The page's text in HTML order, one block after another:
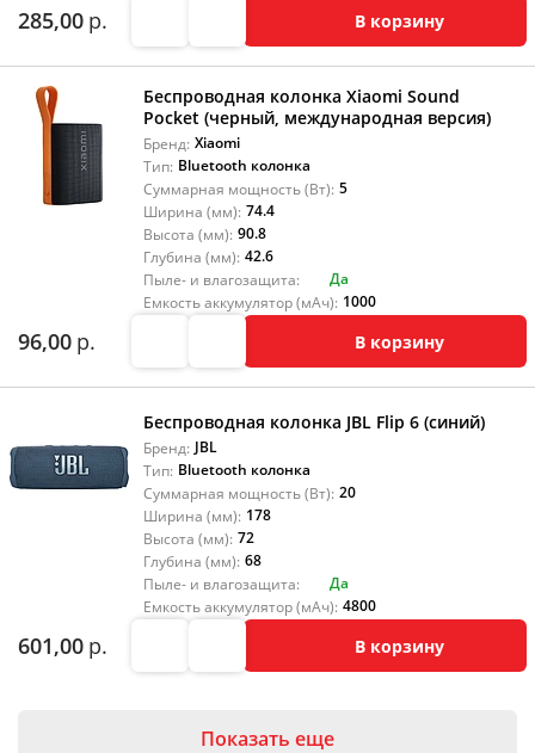
285,00 р. В корзину
Беспроводная колонка Xiaomi Sound
Pocket (черный, международная версия)
Бренд: Xiaomi
Тип: Bluetooth колонка
Суммарная мощность (Вт): 5
Ширина (мм): 74.4
Высота (мм): 90.8
Глубина (мм): 42.6
Пыле- и влагозащита:
Да
Емкость аккумулятор (мАч): 1000
96,00 р. В корзину
Беспроводная колонка JBL Flip 6 (синий)
Бренд: JBL
Тип: Bluetooth колонка
Суммарная мощность (Вт): 20
Ширина (мм): 178
Высота (мм): 72
Глубина (мм): 68
Пыле- и влагозащита:
Да
Емкость аккумулятор (мАч): 4800
601,00 р. В корзину
Показать еще